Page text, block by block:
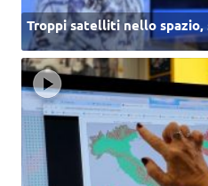
Troppi satelliti nello spazio,